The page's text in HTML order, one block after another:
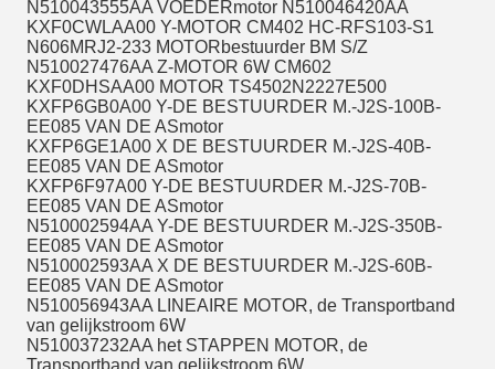
N510043555AA VOEDERmotor N510046420AA
KXF0CWLAA00 Y-MOTOR CM402 HC-RFS103-S1
N606MRJ2-233 MOTORbestuurder BM S/Z
N510027476AA Z-MOTOR 6W CM602
KXF0DHSAA00 MOTOR TS4502N2227E500
KXFP6GB0A00 Y-DE BESTUURDER M.-J2S-100B-
EE085 VAN DE ASmotor
KXFP6GE1A00 X DE BESTUURDER M.-J2S-40B-
EE085 VAN DE ASmotor
KXFP6F97A00 Y-DE BESTUURDER M.-J2S-70B-
EE085 VAN DE ASmotor
N510002594AA Y-DE BESTUURDER M.-J2S-350B-
EE085 VAN DE ASmotor
N510002593AA X DE BESTUURDER M.-J2S-60B-
EE085 VAN DE ASmotor
N510056943AA LINEAIRE MOTOR, de Transportband
van gelijkstroom 6W
N510037232AA het STAPPEN MOTOR, de
Transportband van gelijkstroom 6W